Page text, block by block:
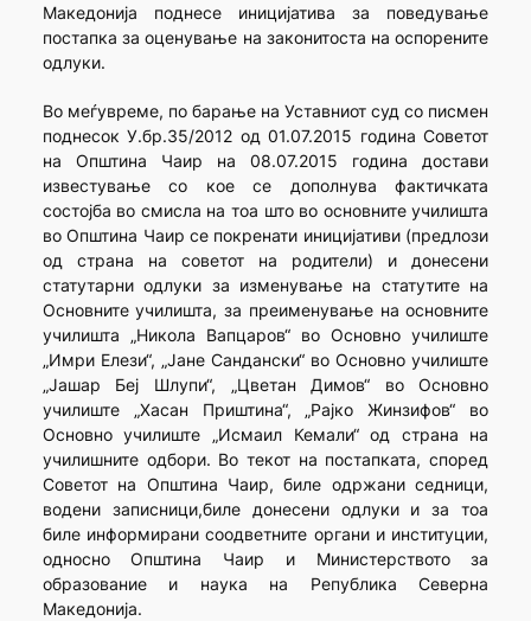
Македонија поднесе иницијатива за поведување
постапка за оценување на законитоста на оспорените
одлуки.
Во меѓувреме, по барање на Уставниот суд со писмен
поднесок У.бр.35/2012 од 01.07.2015 година Советот
на Општина Чаир на 08.07.2015 година достави
известување со кое се дополнува фактичката
состојба во смисла на тоа што во основните училишта
во Општина Чаир се покренати иницијативи (предлози
од страна на советот на родители) и донесени
статутарни одлуки за изменување на статутите на
Основните училишта, за преименување на основните
училишта „Никола Вапцаров“ во Основно училиште
„Имри Елези“, „Јане Сандански“ во Основно училиште
„Јашар Беј Шлупи“, „Цветан Димов“ во Основно
училиште „Хасан Приштина“, „Рајко Жинзифов“ во
Основно училиште „Исмаил Кемали“ од страна на
училишните одбори. Во текот на постапката, според
Советот на Општина Чаир, биле одржани седници,
водени записници,биле донесени одлуки и за тоа
биле информирани соодветните органи и институции,
односно Општина Чаир и Министерството за
образование и наука на Република Северна
Македонија.